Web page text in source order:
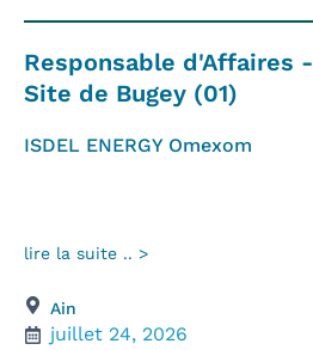
Responsable d'Affaires -
Site de Bugey (01)
ISDEL ENERGY Omexom
lire la suite .. >
Ain
juillet 24, 2026